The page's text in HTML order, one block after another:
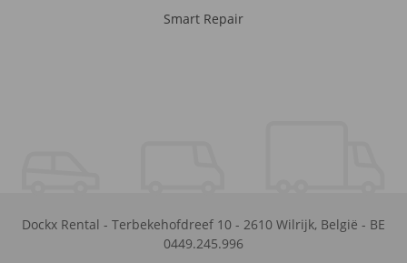
Smart Repair
Dockx Rental - Terbekehofdreef 10 - 2610 Wilrijk, België - BE
0449.245.996